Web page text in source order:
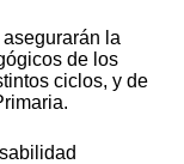
la
de los
ciclos, y de